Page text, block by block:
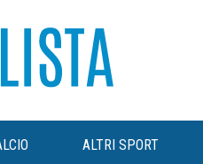
ALTRI SPORT